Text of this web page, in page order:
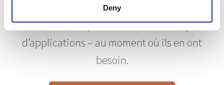
Deny
changements de réglementation, de
conformité, de processus, de mises à jour
d’applications – au moment où ils en ont
besoin.